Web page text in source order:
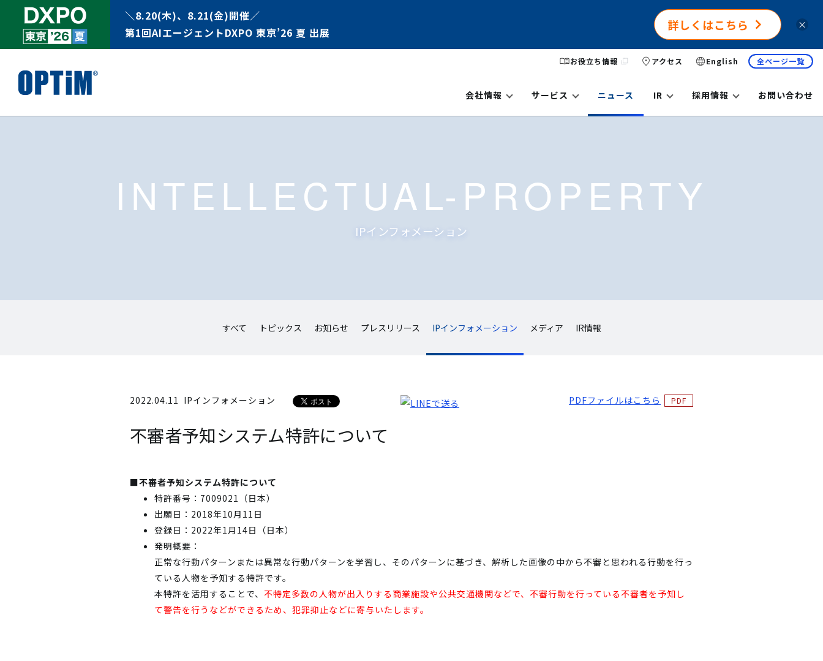
＼8.20(木)、8.21(金)開催／
第1回AIエージェントDXPO 東京’26 夏 出展
詳しくはこちら ×
お役立ち情報 アクセス English 全ページ一覧
会社情報 サービス ニュース IR 採用情報 お問い合わせ
INTELLECTUAL-PROPERTY
IPインフォメーション
すべて トピックス お知らせ プレスリリース IPインフォメーション メディア IR情報
2022.04.11 IPインフォメーション PDFファイルはこちら
不審者予知システム特許について
■不審者予知システム特許について
特許番号：7009021（日本）
出願日：2018年10月11日
登録日：2022年1月14日（日本）
発明概要：
正常な行動パターンまたは異常な行動パターンを学習し、そのパターンに基づき、解析した画像の中から不審と思われる行動を行っ
ている人物を予知する特許です。
本特許を活用することで、 不特定多数の人物が出入りする商業施設や公共交通機関などで、不審行動を行っている不審者を予知し
て警告を行うなどができるため、犯罪抑止などに寄与いたします。